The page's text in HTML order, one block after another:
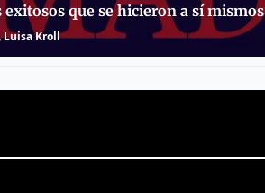
que se hicieron a sí mismos
Luisa Kroll